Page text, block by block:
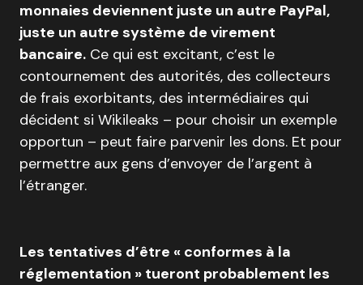
monnaies deviennent juste un autre PayPal,
juste un autre système de virement
bancaire. Ce qui est excitant, c’est le
contournement des autorités, des collecteurs
de frais exorbitants, des intermédiaires qui
décident si Wikileaks – pour choisir un exemple
opportun – peut faire parvenir les dons. Et pour
permettre aux gens d’envoyer de l’argent à
l’étranger.
Les tentatives d’être « conformes à la
réglementation » tueront probablement les